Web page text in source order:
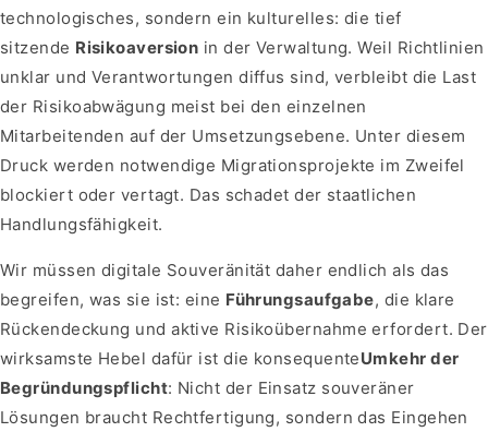
technologisches, sondern ein kulturelles: die tief
sitzende Risikoaversion in der Verwaltung. Weil Richtlinien
unklar und Verantwortungen diffus sind, verbleibt die Last
der Risikoabwägung meist bei den einzelnen
Mitarbeitenden auf der Umsetzungsebene. Unter diesem
Druck werden notwendige Migrationsprojekte im Zweifel
blockiert oder vertagt. Das schadet der staatlichen
Handlungsfähigkeit.
Wir müssen digitale Souveränität daher endlich als das
begreifen, was sie ist: eine Führungsaufgabe, die klare
Rückendeckung und aktive Risikoübernahme erfordert. Der
wirksamste Hebel dafür ist die konsequenteUmkehr der
Begründungspflicht: Nicht der Einsatz souveräner
Lösungen braucht Rechtfertigung, sondern das Eingehen